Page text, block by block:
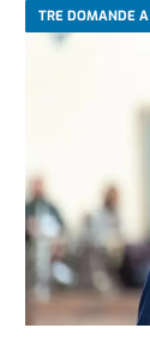
TRE DOMANDE A